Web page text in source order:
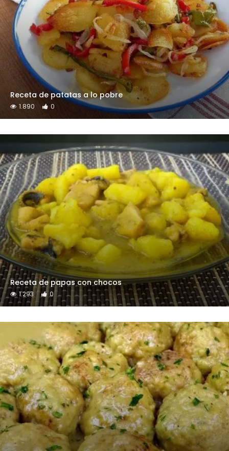
Receta de patatas a lo pobre
1.890 0
Receta de papas con chocos
1.293 0